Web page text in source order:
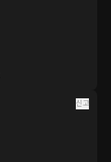
신고